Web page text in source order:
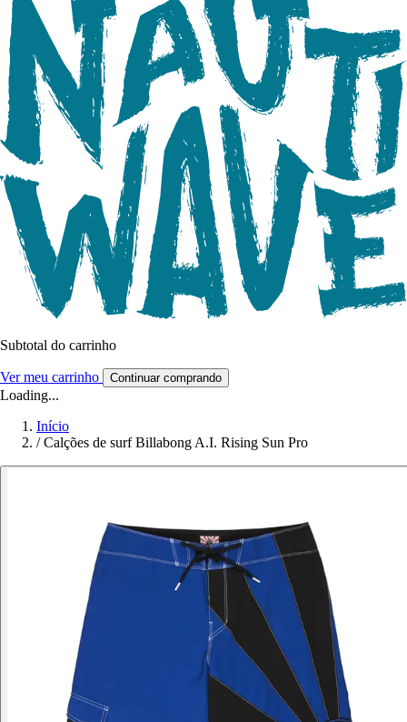
Subtotal do carrinho
Ver meu carrinho Continuar comprando
Loading...
Início
/ Calções de surf Billabong A.I. Rising Sun Pro